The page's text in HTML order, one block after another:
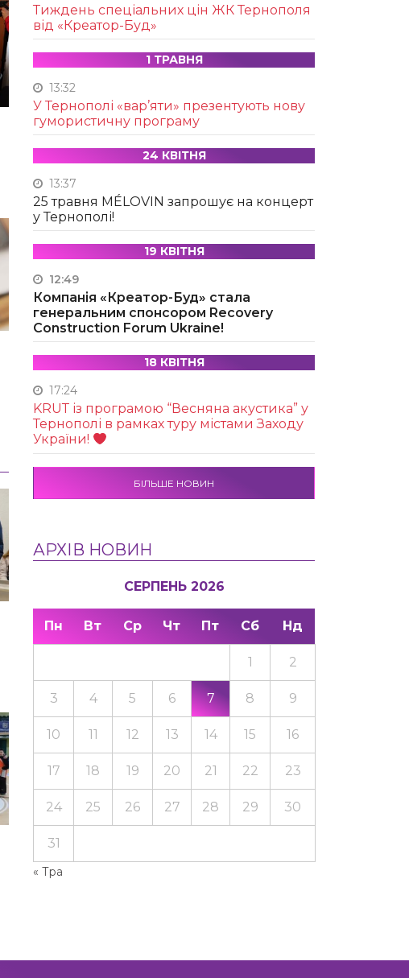
Тиждень спеціальних цін ЖК Тернополя
від «Креатор-Буд»
1 ТРАВНЯ
13:32
У Тернополі «вар’яти» презентують нову
гумористичну програму
24 КВІТНЯ
13:37
25 травня MÉLOVIN запрошує на концерт
у Тернополі!
19 КВІТНЯ
12:49
Компанія «Креатор-Буд» стала
генеральним спонсором Recovery
Construction Forum Ukraine!
18 КВІТНЯ
17:24
KRUТ із програмою “Весняна акустика” у
Тернополі в рамках туру містами Заходу
України!
БІЛЬШЕ НОВИН
АРХІВ НОВИН
СЕРПЕНЬ 2026
Пн Вт Ср Чт Пт Сб Нд
« Тра
1 2
3 4 5 6 7 8 9
10 11 12 13 14 15 16
17 18 19 20 21 22 23
24 25 26 27 28 29 30
31